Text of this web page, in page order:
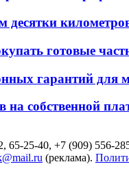
десятки
готовые
гарантий для
собственной
25-40, +7 (909) 556-
(реклама).